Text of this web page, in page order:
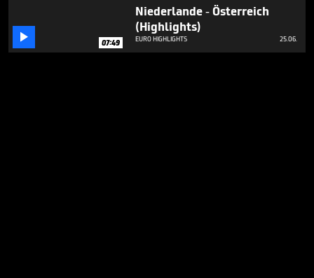
 07:49
Niederlande - Österreich
(Highlights)
EURO HIGHLIGHTS 25.06.